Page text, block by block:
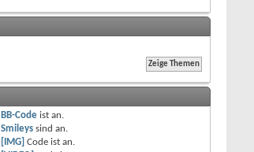
BB-Code istan.
Smileys sindan.
[IMG] Code istan.